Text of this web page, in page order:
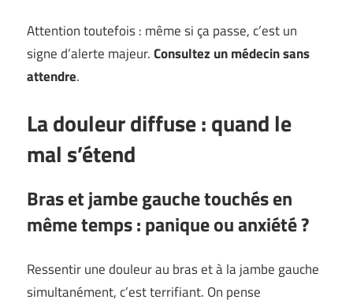
Attention toutefois : même si ça passe, c’est un
signe d’alerte majeur.Consultez un médecin sans
attendre.
La douleur diffuse : quand le
mal s’étend
Bras et jambe gauche touchés en
même temps : panique ou anxiété ?
Ressentir une douleur au bras et à la jambe gauche
simultanément, c’est terrifiant. On pense